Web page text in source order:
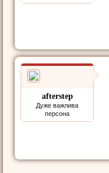
afterstep
Дуже важлива
персона